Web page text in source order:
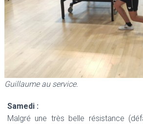
Guillaume au service.
Samedi :
Malgré une très belle résistance